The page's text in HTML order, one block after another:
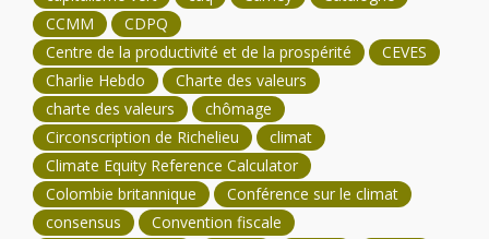
CCMM
CDPQ
Centre de la productivité et de la prospérité
CEVES
Charlie Hebdo
Charte des valeurs
charte des valeurs
chômage
Circonscription de Richelieu
climat
Climate Equity Reference Calculator
Colombie britannique
Conférence sur le climat
consensus
Convention fiscale